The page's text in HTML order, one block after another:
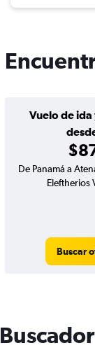
Vuelo de ida
De Panamá a
Eleftherios
Buscar